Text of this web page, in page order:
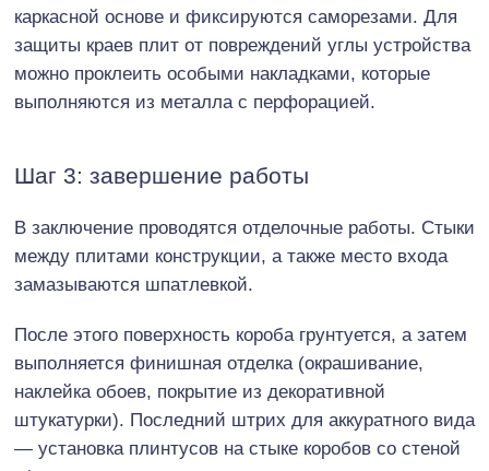
каркасной основе и фиксируются саморезами. Для
защиты краев плит от повреждений углы устройства
можно проклеить особыми накладками, которые
выполняются из металла с перфорацией.
Шаг 3: завершение работы
В заключение проводятся отделочные работы. Стыки
между плитами конструкции, а также место входа
замазываются шпатлевкой.
После этого поверхность короба грунтуется, а затем
выполняется финишная отделка (окрашивание,
наклейка обоев, покрытие из декоративной
штукатурки). Последний штрих для аккуратного вида
— установка плинтусов на стыке коробов со стеной